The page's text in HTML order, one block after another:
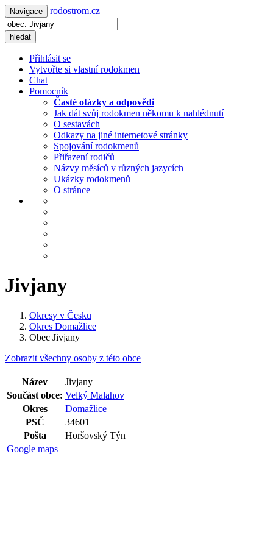
Navigace rodostrom.cz
hledat
Přihlásit se
Vytvořte si vlastní rodokmen
Chat
Pomocník
Časté otázky a odpovědi
Jak dát svůj rodokmen někomu k nahlédnutí
O sestavách
Odkazy na jiné internetové stránky
Spojování rodokmenů
Přiřazení rodičů
Názvy měsíců v různých jazycích
Ukázky rodokmenů
O stránce
Jivjany
Okresy v Česku
Okres Domažlice
Obec Jivjany
Zobrazit všechny osoby z této obce
Název
Jivjany
Součást obce: Velký Malahov
Okres
Domažlice
PSČ
34601
Pošta
Horšovský Týn
Google maps